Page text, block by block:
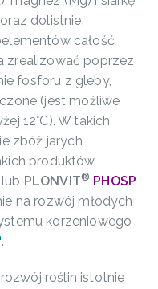
dolistnie.
całość
zrealizować poprzez
fosforu z gleby,
(jest możliwe
12°C). W takich
zbóż jarych
produktów
lub PLONVIT® PHOSP
na rozwój młodych
korzeniowego
.
roślin istotnie